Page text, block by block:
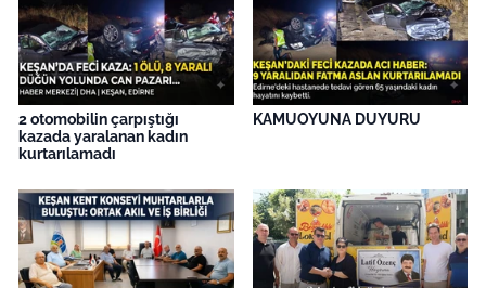
2 otomobilin çarpıştığı
kazada yaralanan kadın
kurtarılamadı
KAMUOYUNA DUYURU
Bilim Teknoloji
English News
Canlı Maç
Genel-A